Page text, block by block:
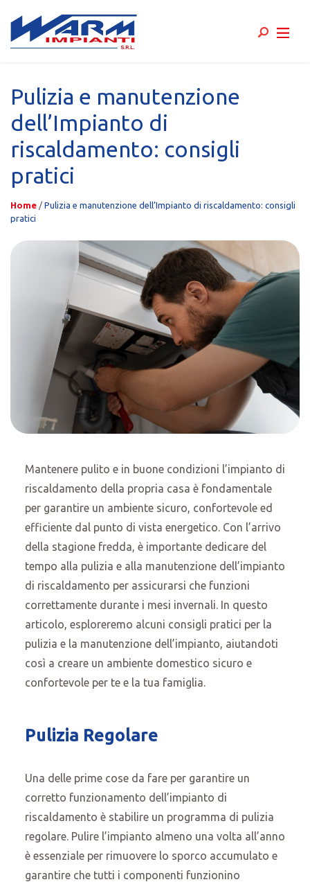
content
Pulizia e manutenzione
dell’Impianto di
riscaldamento: consigli
pratici
Home / Pulizia e manutenzione dell’Impianto di riscaldamento: consigli
pratici
Mantenere pulito e in buone condizioni l’impianto di
riscaldamento della propria casa è fondamentale
per garantire un ambiente sicuro, confortevole ed
efficiente dal punto di vista energetico. Con l’arrivo
della stagione fredda, è importante dedicare del
tempo alla pulizia e alla manutenzione dell’impianto
di riscaldamento per assicurarsi che funzioni
correttamente durante i mesi invernali. In questo
articolo, esploreremo alcuni consigli pratici per la
pulizia e la manutenzione dell’impianto, aiutandoti
così a creare un ambiente domestico sicuro e
confortevole per te e la tua famiglia.
Pulizia Regolare
Una delle prime cose da fare per garantire un
corretto funzionamento dell’impianto di
riscaldamento è stabilire un programma di pulizia
regolare. Pulire l’impianto almeno una volta all’anno
è essenziale per rimuovere lo sporco accumulato e
garantire che tutti i componenti funzionino